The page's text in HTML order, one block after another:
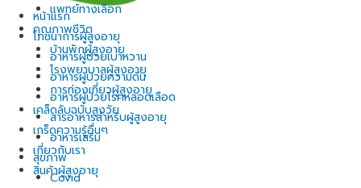
หน้าแรก
โภชนาการผู้สูงอายุ
อาหารผู้ป่วยเบาหวาน
อาหารผู้ป่วยความดัน
อาหารผู้ป่วยโรคหลอดเลือด
สารอาหารสำหรับผู้สูงอายุ
อาหารเสริม
สุขภาพ
Covid
แพทย์ทางเลือก
คุณภาพชีวิต
บ้านพักผู้สูงอายุ
โรงพยาบาลผู้สูงอายุ
การท่องเที่ยวผู้สูงอายุ
เคล็ดลับฉบับสูงวัย
เกร็ดความรู้อื่นๆ
เกี่ยวกับเรา
สินค้าผู้สูงอายุ